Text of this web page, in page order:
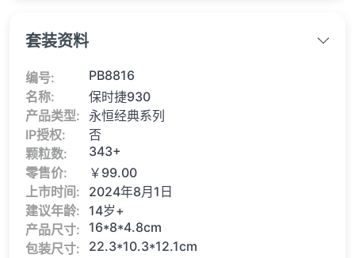
套装资料
编号:
PB8816
名称:
保时捷930
产品类型:
永恒经典系列
IP授权:
否
颗粒数:
343+
零售价:
￥99.00
上市时间:
2024年8月1日
建议年龄:
14岁+
产品尺寸:
16*8*4.8cm
包装尺寸:
22.3*10.3*12.1cm